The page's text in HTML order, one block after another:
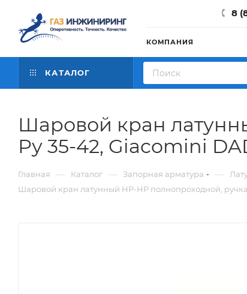
8
КОМПАНИЯ
КАТАЛОГ
Шаровой кран
Ру 35-42, Giacomini
Главная — Каталог — Запорная арматура —
Шаровой кран латунный НР-НР полнопроходной,